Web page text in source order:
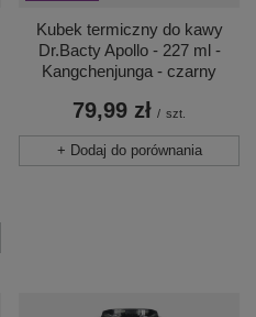
Kubek termiczny do kawy
Dr.Bacty Apollo - 227 ml -
Kangchenjunga - czarny
79,99 zł / szt.
+ Dodaj do porównania